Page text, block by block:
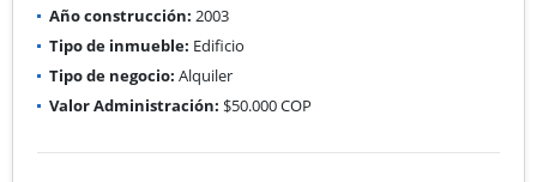
Año construcción: 2003
Tipo de inmueble: Edificio
Tipo de negocio: Alquiler
Valor Administración: $50.000 COP